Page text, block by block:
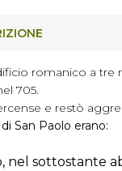
romanico a
705.
e restò
San Paolo erano:
nel